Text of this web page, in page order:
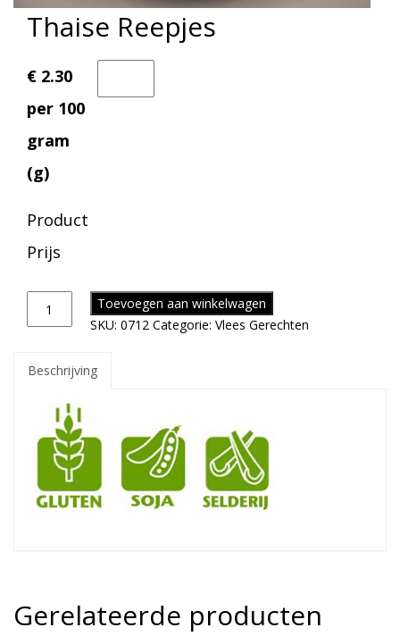
Thaise Reepjes
€ 2.30
per 100
gram
(g)
Product
Prijs
Toevoegen aan winkelwagen
SKU: 0712 Categorie: Vlees Gerechten
Beschrijving
Gerelateerde producten